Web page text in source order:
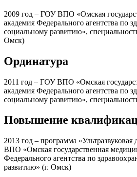
2009 год – ГОУ ВПО «Омская
академия Федерального агентства по
социальному развитию»,
Омск)
Ординатура
2011 год – ГОУ ВПО «Омская
академия Федерального агентства по
социальному развитию»,
Повышение
2013 год – программа
ВПО «Омская государственная
Федерального агентства по
развитию» (г. Омск)